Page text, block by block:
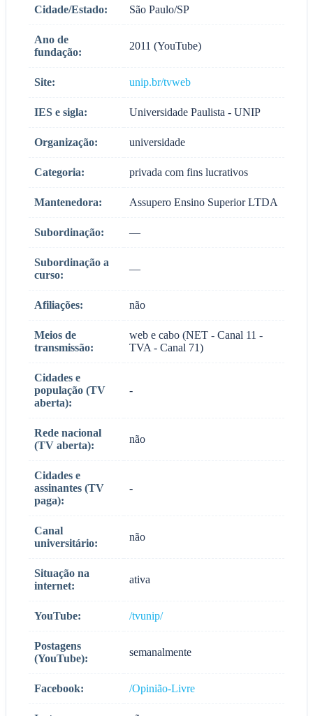
Cidade/Estado: São Paulo/SP
Ano de
fundação:
2011 (YouTube)
Site: unip.br/tvweb
IES e sigla: Universidade Paulista - UNIP
Organização: universidade
Categoria: privada com fins lucrativos
Mantenedora: Assupero Ensino Superior LTDA
Subordinação: —
Subordinação a
curso:
—
Afiliações: não
Meios de
transmissão:
web e cabo (NET - Canal 11 -
TVA - Canal 71)
Cidades e
população (TV
aberta):
-
Rede nacional
(TV aberta):
não
Cidades e
assinantes (TV
paga):
-
Canal
universitário:
não
Situação na
internet:
ativa
YouTube: /tvunip/
Postagens
(YouTube):
semanalmente
Facebook: /Opinião-Livre